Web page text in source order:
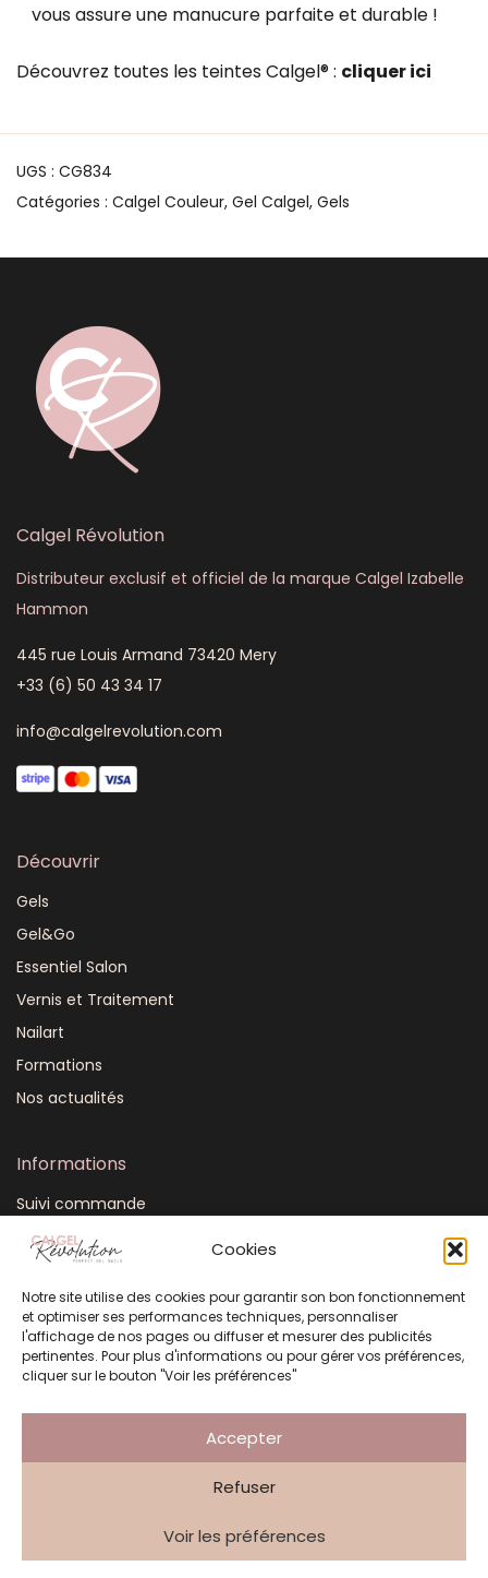
Cookies
Notre site utilise des cookies pour garantir son bon fonctionnement
et optimiser ses performances techniques, personnaliser
l'affichage de nos pages ou diffuser et mesurer des publicités
pertinentes. Pour plus d'informations ou pour gérer vos préférences,
cliquer sur le bouton "Voir les préférences"
Accepter
Refuser
Voir les préférences
vous assure une manucure parfaite et durable !
Découvrez toutes les teintes Calgel® : cliquer ici
UGS : CG834
Catégories : Calgel Couleur, Gel Calgel, Gels
Calgel Révolution
Distributeur exclusif et officiel de la marque Calgel Izabelle
Hammon
445 rue Louis Armand 73420 Mery
+33 (6) 50 43 34 17
info@calgelrevolution.com
Découvrir
Gels
Gel&Go
Essentiel Salon
Vernis et Traitement
Nailart
Formations
Nos actualités
Informations
Suivi commande
Mon compte
CGV
FAQ
Plan du site
Mentions légales